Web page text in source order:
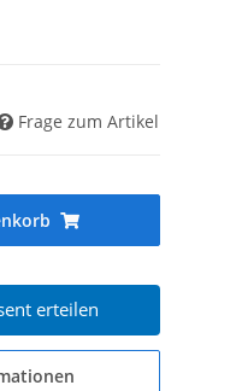
Frage zum Artikel
erteilen